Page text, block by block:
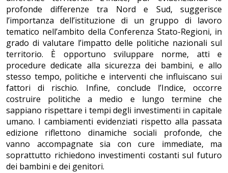
profonde differenze tra Nord e Sud, suggerisce
l’importanza dell’istituzione di un gruppo di lavoro
tematico nell’ambito della Conferenza Stato-Regioni, in
grado di valutare l’impatto delle politiche nazionali sul
territorio. È opportuno sviluppare norme, atti e
procedure dedicate alla sicurezza dei bambini, e allo
stesso tempo, politiche e interventi che influiscano sui
fattori di rischio. Infine, conclude l’Indice, occorre
costruire politiche a medio e lungo termine che
sappiano rispettare i tempi degli investimenti in capitale
umano. I cambiamenti evidenziati rispetto alla passata
edizione riflettono dinamiche sociali profonde, che
vanno accompagnate sia con cure immediate, ma
soprattutto richiedono investimenti costanti sul futuro
dei bambini e dei genitori.